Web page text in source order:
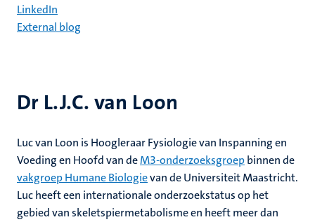
Dr L.J.C. van Loon
Luc van Loon is Hoogleraar Fysiologie van Inspanning en
Voeding en Hoofd van deM3-onderzoeksgroepbinnen de
vakgroep Humane Biologievan de Universiteit Maastricht.
Luc heeft een internationale onderzoekstatus op het
gebied van skeletspiermetabolisme en heeft meer dan
LinkedIn
External blog